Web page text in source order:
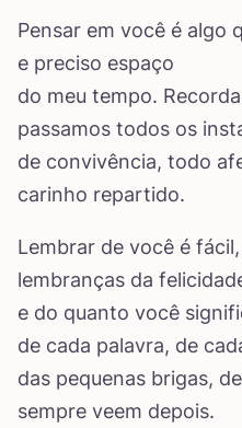
Pensar em você é algo
e preciso espaço
do meu tempo.
passamos todos os
de convivência, todo
carinho repartido.
Lembrar de você é
lembranças da
e do quanto você
de cada palavra, de
das pequenas brigas,
sempre veem depois.